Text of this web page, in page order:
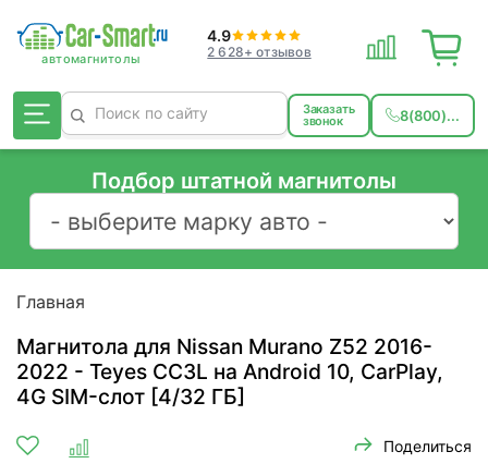
4.9
2 628+ отзывов
Заказать
звонок 8(800)...
Подбор штатной магнитолы
Главная
Магнитола для Nissan Murano Z52 2016-
2022 - Teyes CC3L на Android 10, CarPlay,
4G SIM-слот [4/32 ГБ]
Поделиться